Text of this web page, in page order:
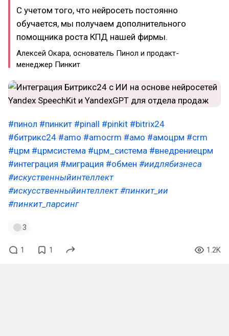
С учетом того, что нейросеть постоянно
обучается, мы получаем дополнительного
помощника роста КПД нашей фирмы.
Алексей Окара, основатель Пинол и продакт-
менеджер Пинкит
#пинол #пинкит #pinall #pinkit #bitrix24
#битрикс24 #amo #amocrm #амо #амоцрм #crm
#црм #црмсистема #црм_система #внедрениецрм
#интеграция #миграция #обмен #иидлябизнеса
#искуственныйинтеллект
#искусственныйинтеллект #пинкит_ии
#пинкит_парсинг
3
1 1 1.2K